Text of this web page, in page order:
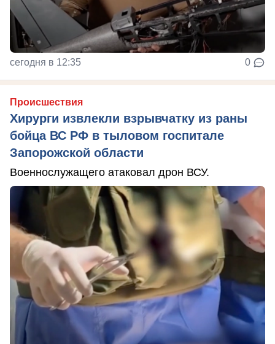
сегодня в 12:35 0
Происшествия
Хирурги извлекли взрывчатку из раны
бойца ВС РФ в тыловом госпитале
Запорожской области
Военнослужащего атаковал дрон ВСУ.